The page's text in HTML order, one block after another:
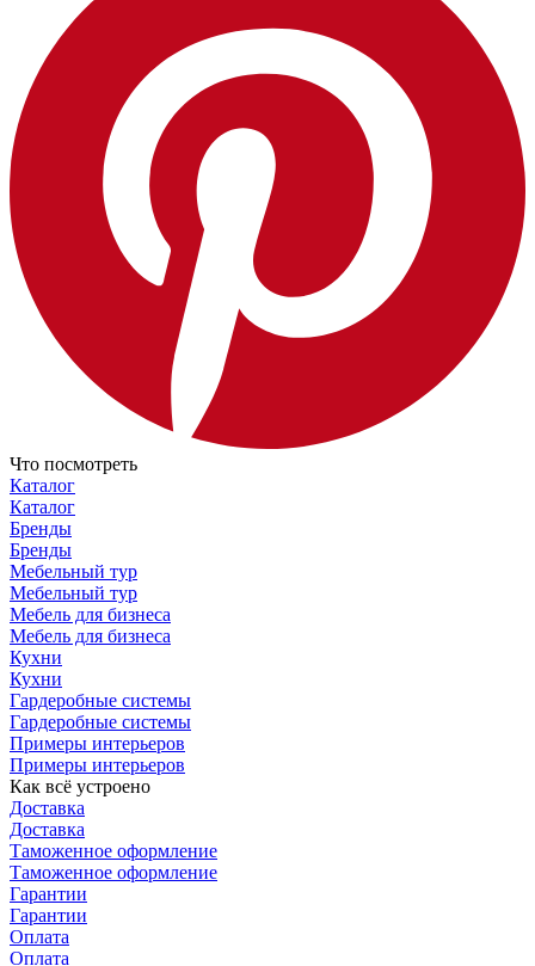
Что посмотреть
Каталог
Каталог
Бренды
Бренды
Мебельный тур
Мебельный тур
Мебель для бизнеса
Мебель для бизнеса
Кухни
Кухни
Гардеробные системы
Гардеробные системы
Примеры интерьеров
Примеры интерьеров
Как всё устроено
Доставка
Доставка
Таможенное оформление
Таможенное оформление
Гарантии
Гарантии
Оплата
Оплата